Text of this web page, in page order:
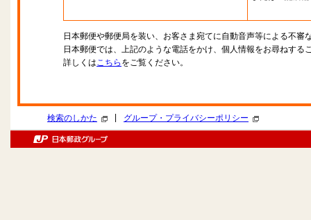
日本郵便や郵便局を装い、お客さま宛てに自動音声等による不審
日本郵便では、上記のような電話をかけ、個人情報をお尋ねする
詳しくはこちら をご覧ください。
検索のしかた グループ・プライバシーポリシー